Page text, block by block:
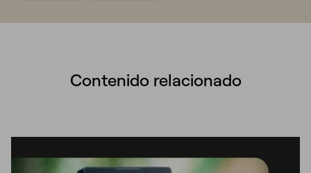
Contenido relacionado